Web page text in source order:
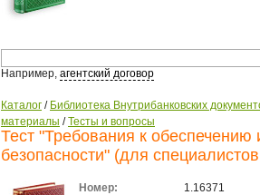
Например, агентский договор
Каталог / Библиотека Внутрибанковских
материалы /Тесты и вопросы
Тест "Требования к
безопасности" (для
Номер:
1.16371